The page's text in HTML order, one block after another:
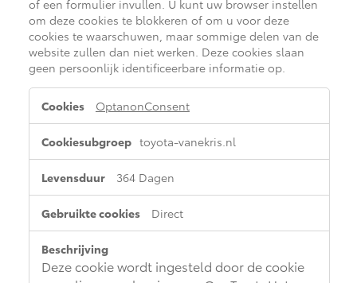
Vanaf € 76.695,- Vanaf € 27.945,-
Proace (excl. BTW)
OOK ALS BATTERIJ-
ELEKTRISCH
Vanaf € 37.500,-
Proace Verso
BATTERIJ-ELEKTRISCH
Vanaf € 55.950,-
of een formulier invullen. U kunt uw browser instellen
om deze cookies te blokkeren of om u voor deze
cookies te waarschuwen, maar sommige delen van de
website zullen dan niet werken. Deze cookies slaan
geen persoonlijk identificeerbare informatie op.
noodzakelijke
cookies
OptanonConsent
toyota-vanekris.nl
364 Dagen
Direct
Deze cookie wordt ingesteld door de cookie